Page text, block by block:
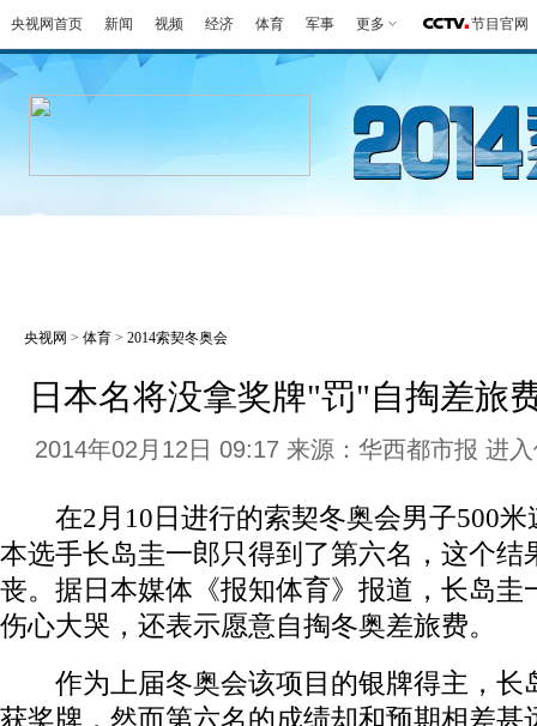
央视网首页 新闻 视频 经济 体育 军事 更多 节目官网
央视网 > 体育 > 2014索契冬奥会
日本名将没拿奖牌"罚"自掏差旅
2014年02月12日 09:17 来源：华西都市报 进
在2月10日进行的索契冬奥会男子500米
本选手长岛圭一郎只得到了第六名，这个结
丧。据日本媒体《报知体育》报道，长岛圭
伤心大哭，还表示愿意自掏冬奥差旅费。
作为上届冬奥会该项目的银牌得主，长
获奖牌，然而第六名的成绩却和预期相差甚